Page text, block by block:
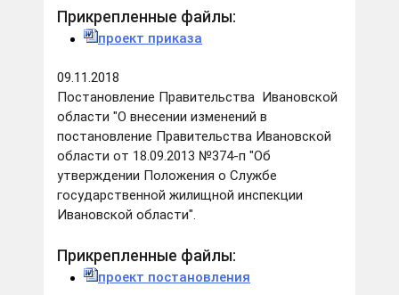
Прикрепленные файлы:
проект приказа
09.11.2018
Постановление Правительства Ивановской
области "О внесении изменений в
постановление Правительства Ивановской
области от 18.09.2013 №374-п "Об
утверждении Положения о Службе
государственной жилищной инспекции
Ивановской области".
Прикрепленные файлы:
проект постановления